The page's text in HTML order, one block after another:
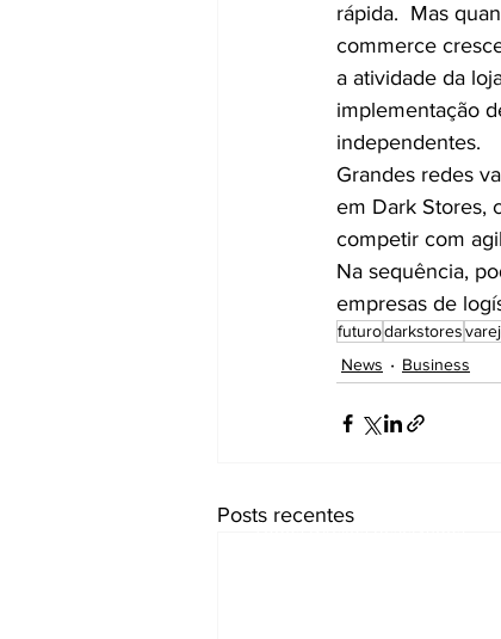
rápida.  Mas
commerce
a atividade da
implementação
independentes.
Grandes redes
em Dark Stores,
competir com
Na sequência,
empresas de
futurodarkstores
News
Business
Posts recentes
Todos Direitos Reservados